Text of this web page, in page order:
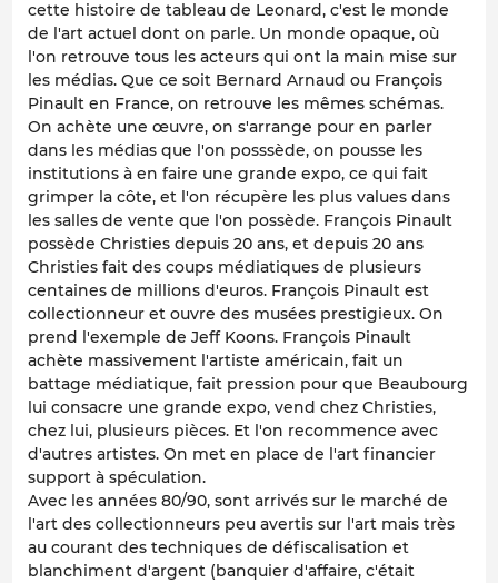
cette histoire de tableau de Leonard, c'est le monde
de l'art actuel dont on parle. Un monde opaque, où
l'on retrouve tous les acteurs qui ont la main mise sur
les médias. Que ce soit Bernard Arnaud ou François
Pinault en France, on retrouve les mêmes schémas.
On achète une œuvre, on s'arrange pour en parler
dans les médias que l'on posssède, on pousse les
institutions à en faire une grande expo, ce qui fait
grimper la côte, et l'on récupère les plus values dans
les salles de vente que l'on possède. François Pinault
possède Christies depuis 20 ans, et depuis 20 ans
Christies fait des coups médiatiques de plusieurs
centaines de millions d'euros. François Pinault est
collectionneur et ouvre des musées prestigieux. On
prend l'exemple de Jeff Koons. François Pinault
achète massivement l'artiste américain, fait un
battage médiatique, fait pression pour que Beaubourg
lui consacre une grande expo, vend chez Christies,
chez lui, plusieurs pièces. Et l'on recommence avec
d'autres artistes. On met en place de l'art financier
support à spéculation.
Avec les années 80/90, sont arrivés sur le marché de
l'art des collectionneurs peu avertis sur l'art mais très
au courant des techniques de défiscalisation et
blanchiment d'argent (banquier d'affaire, c'était